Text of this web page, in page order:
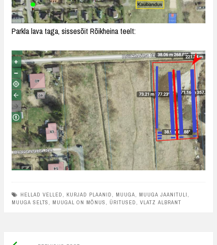
Parkla lava taga, sissesõit Rõikheina teelt:
HELLAD VELLED , KURJAD PLAANID , MUUGA, MUUGA JAANITULI ,
MUUGA SELTS , MUUGAL ON MÕNUS , ÜRITUSED , VLATZ ALBRANT